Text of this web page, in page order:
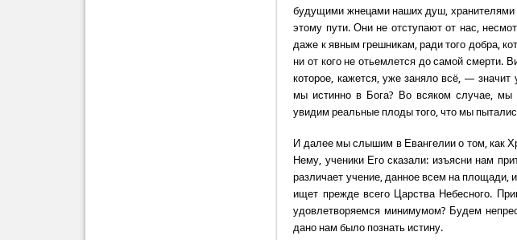
будущими жнецами наших душ,
этому пути. Они не отступают от нас,
даже к явным грешникам, ради того добра,
ни от кого не отьемлется до самой смерти.
которое, кажется, уже заняло всё, —
мы истинно в Бога? Во всяком случае,
увидим реальные плоды того, что мы
И далее мы слышим в Евангелии о том, как
Нему, ученики Его сказали: изъясни нам
различает учение, данное всем на площади,
ищет прежде всего Царства Небесного.
удовлетворяемся минимумом? Будем
дано нам было познать истину.